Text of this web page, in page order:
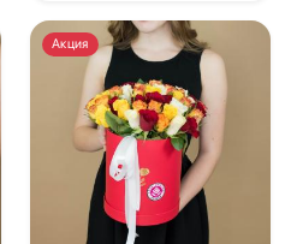
Акция